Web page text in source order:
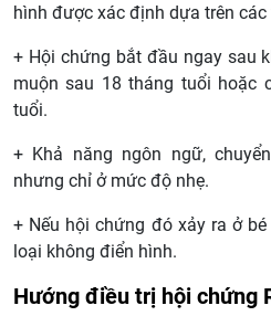
hình được xác định dựa trên các
+ Hội chứng bắt đầu ngay sau
muộn sau 18 tháng tuổi hoặc
tuổi.
+ Khả năng ngôn ngữ,
nhưng chỉ ở mức độ nhẹ.
+ Nếu hội chứng đó xảy ra ở
loại không điển hình.
Hướng điều trị hội chứng